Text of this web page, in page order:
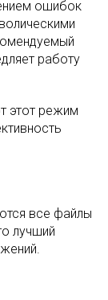
ошибок
работу
этот режим
все файлы
лучший